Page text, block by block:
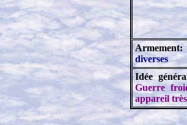
Armement:
diverses
Idée
Guerre
appareil